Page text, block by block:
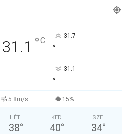
31.1 °C 31.7
°
31.1
°
5.8m/s 15%
HÉT
38°
KED
40°
SZE
34°